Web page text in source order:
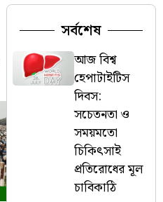
সর্বশেষ
আজ বিশ্ব
হেপাটাইটিস
দিবস:
সচেতনতা ও
সময়মতো
চিকিৎসাই
প্রতিরোধের মূল
চাবিকাঠি